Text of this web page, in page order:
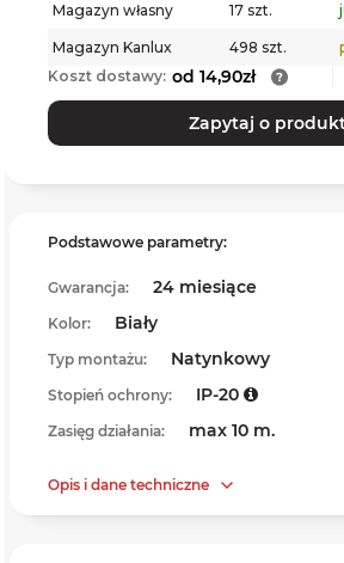
Magazyn własny 17 szt.
Magazyn Kanlux 498 szt.
Koszt dostawy: od 14,90zł
Zapytaj o
Podstawowe parametry:
Gwarancja: 24 miesiące
Kolor: Biały
Typ montażu: Natynkowy
Stopień ochrony: IP-20
Zasięg działania: max 10 m.
Opis i dane techniczne